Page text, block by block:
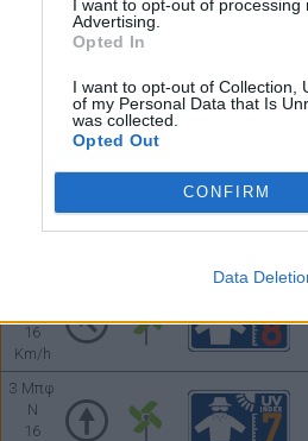
I want to opt-out of
Advertising.
Opted In
I want to opt-out of Collection,
of my Personal Data that Is
was collected.
Opted Out
CONFIRM
Data
3 Km/h
16
Km/h
3 Μπφ
N
16